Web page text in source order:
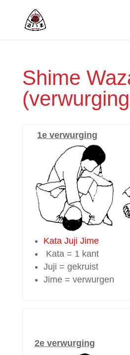
Shime
1e verwurging
Kata Juji Jime
Kata = 1 kant
Juji = gekruist
Jime = verwurgen
2e verwurging